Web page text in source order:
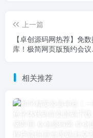
上一篇
【卓创源码网热荐】免
库！极简网页版预约会议
发 相关推荐